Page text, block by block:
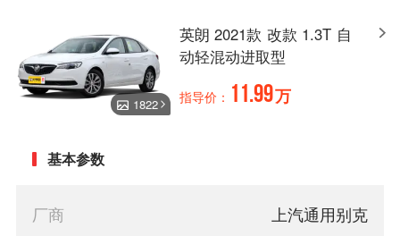
1822
英朗 2021款 改款 1.3T 自
动轻混动进取型
指导价： 11.99万
基本参数
厂商 上汽通用别克